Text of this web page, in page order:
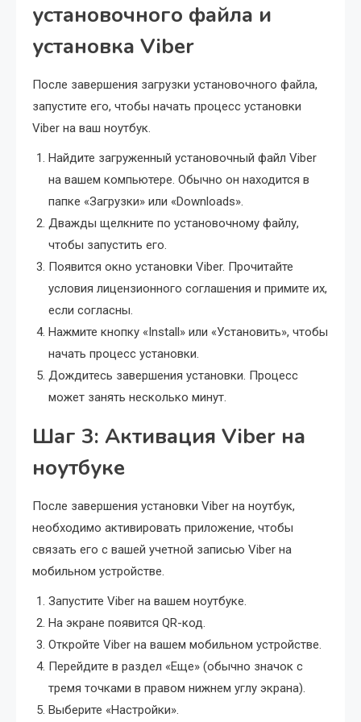
установочного файла и
установка Viber
После завершения загрузки установочного файла,
запустите его, чтобы начать процесс установки
Viber на ваш ноутбук.
Найдите загруженный установочный файл Viber
на вашем компьютере. Обычно он находится в
папке «Загрузки» или «Downloads».
Дважды щелкните по установочному файлу,
чтобы запустить его.
Появится окно установки Viber. Прочитайте
условия лицензионного соглашения и примите их,
если согласны.
Нажмите кнопку «Install» или «Установить», чтобы
начать процесс установки.
Дождитесь завершения установки. Процесс
может занять несколько минут.
Шаг 3: Активация Viber на
ноутбуке
После завершения установки Viber на ноутбук,
необходимо активировать приложение, чтобы
связать его с вашей учетной записью Viber на
мобильном устройстве.
Запустите Viber на вашем ноутбуке.
На экране появится QR-код.
Откройте Viber на вашем мобильном устройстве.
Перейдите в раздел «Еще» (обычно значок с
тремя точками в правом нижнем углу экрана).
Выберите «Настройки».